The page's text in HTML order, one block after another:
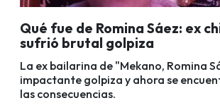
Qué fue de Romina Sáez: ex
sufrió brutal golpiza
La ex bailarina de "Mekano, Romina
impactante golpiza y ahora se
las consecuencias.